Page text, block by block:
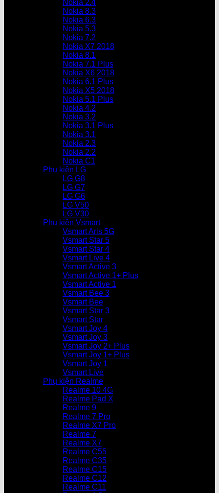
Nokia 2.4
Nokia 8.3
Nokia 6.3
Nokia 5.3
Nokia 7.2
Nokia X7 2018
Nokia 8.1
Nokia 7.1 Plus
Nokia X6 2018
Nokia 6.1 Plus
Nokia X5 2018
Nokia 5.1 Plus
Nokia 4.2
Nokia 3.2
Nokia 3.1 Plus
Nokia 3.1
Nokia 2.3
Nokia 2.2
Nokia C1
Phụ kiện LG
LG G8
LG G7
LG G6
LG V50
LG V30
Phụ kiện Vsmart
Vsmart Aris 5G
Vsmart Star 5
Vsmart Star 4
Vsmart Live 4
Vsmart Active 3
Vsmart Active 1+ Plus
Vsmart Active 1
Vsmart Bee 3
Vsmart Bee
Vsmart Star 3
Vsmart Star
Vsmart Joy 4
Vsmart Joy 3
Vsmart Joy 2+ Plus
Vsmart Joy 1+ Plus
Vsmart Joy 1
Vsmart Live
Phụ kiện Realme
Realme 10 4G
Realme Pad X
Realme 9
Realme 7 Pro
Realme X7 Pro
Realme 7
Realme X7
Realme C55
Realme C35
Realme C15
Realme C12
Realme C11